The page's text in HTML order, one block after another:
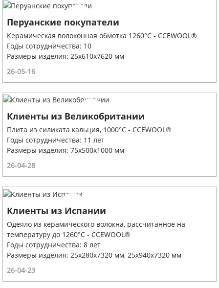
Перуанские покупатели
Керамическая волоконная обмотка 1260°C - CCEWOOL®
Годы сотрудничества: 10
Размеры изделия: 25х610х7620 мм
26-05-16
Клиенты из Великобритании
Плита из силиката кальция, 1000°C - CCEWOOL®
Годы сотрудничества: 11 лет
Размеры изделия: 75х500х1000 мм
26-04-28
Клиенты из Испании
Одеяло из керамического волокна, рассчитанное на
температуру до 1260°C - CCEWOOL®
Годы сотрудничества: 8 лет
Размеры изделия: 25x280x7320 мм, 25x940x7320 мм
26-04-23